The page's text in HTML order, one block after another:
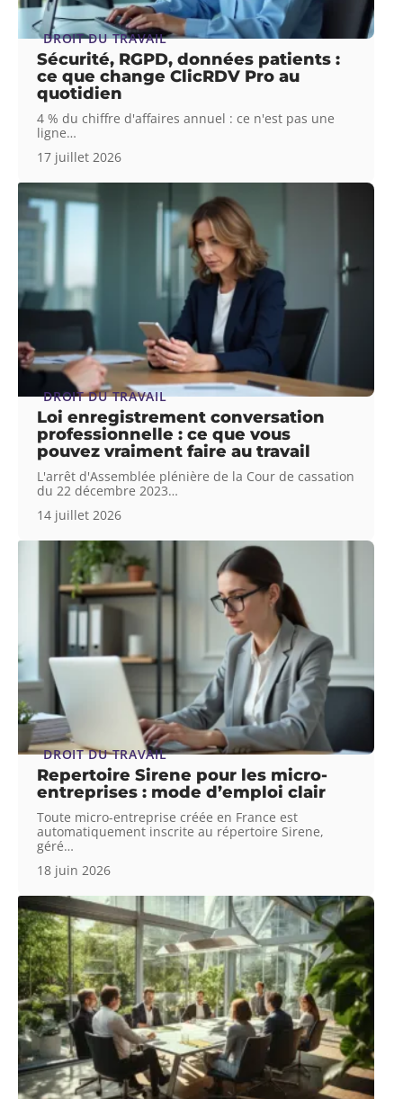
DROIT DU TRAVAIL
Sécurité, RGPD, données patients :
ce que change ClicRDV Pro au
quotidien
4 % du chiffre d'affaires annuel : ce n'est pas une
ligne…
17 juillet 2026
DROIT DU TRAVAIL
Loi enregistrement conversation
professionnelle : ce que vous
pouvez vraiment faire au travail
L'arrêt d'Assemblée plénière de la Cour de cassation
du 22 décembre 2023…
14 juillet 2026
DROIT DU TRAVAIL
Repertoire Sirene pour les micro-
entreprises : mode d’emploi clair
Toute micro-entreprise créée en France est
automatiquement inscrite au répertoire Sirene,
géré…
18 juin 2026